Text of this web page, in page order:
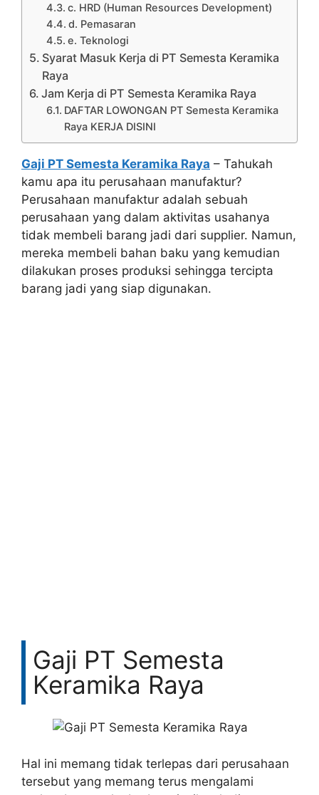
c. HRD (Human Resources Development)
d. Pemasaran
e. Teknologi
Syarat Masuk Kerja di PT Semesta Keramika
Raya
Jam Kerja di PT Semesta Keramika Raya
DAFTAR LOWONGAN PT Semesta Keramika
Raya KERJA DISINI
Gaji PT Semesta Keramika Raya – Tahukah
kamu apa itu perusahaan manufaktur?
Perusahaan manufaktur adalah sebuah
perusahaan yang dalam aktivitas usahanya
tidak membeli barang jadi dari supplier. Namun,
mereka membeli bahan baku yang kemudian
dilakukan proses produksi sehingga tercipta
barang jadi yang siap digunakan.
Gaji PT Semesta
Keramika Raya
Hal ini memang tidak terlepas dari perusahaan
tersebut yang memang terus mengalami